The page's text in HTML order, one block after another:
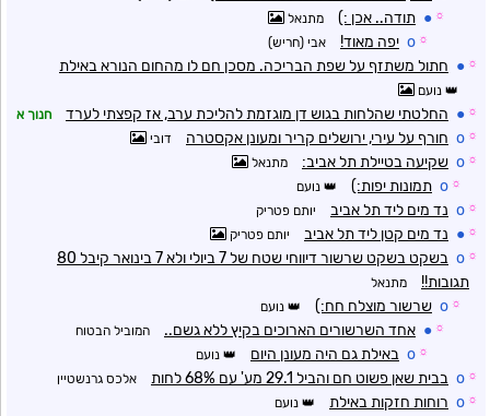
☼
● תודה.. אכן :) מתנאל
☼
o יפה מאוד! אבי (חריש)
☼
● חתול משתזף על שפת הבריכה. מסכן חם לו מהחום הנורא באילת
נועם
☼
● החלטתי שהלחות בגוש דן מוגזמת להליכת ערב, אז קפצתי לערד חנוך א
☼
o חורף על עירי, ירושלים קריר ומעונן אקסטרה דובי
☼
o שקיעה בטיילת תל אביב: מתנאל
☼
o תמונות יפות:) נועם
☼
o נד מים ליד תל אביב יותם פטריק
☼
● נד מים קטן ליד תל אביב יותם פטריק
☼
o
בשקט בשקט שרשור דיווחי שטח של 7 ביולי ולא 7 בינואר קיבל 80
תגובות!!
מתנאל
☼
o שרשור מוצלח חח:) נועם
☼
● אחד השרשורים הארוכים בקיץ ללא גשם.. המוביל הבטוח
☼
o באילת גם היה מעונן היום נועם
☼
o בבית שאן פשוט חם והביל 29.1 מע' עם 68% לחות אלכס גרנשטיין
☼
o רוחות חזקות באילת נועם